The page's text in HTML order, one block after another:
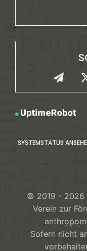
SYSTEMSTATUS
© 2019 - 2026
Verein zur
Sofern nicht